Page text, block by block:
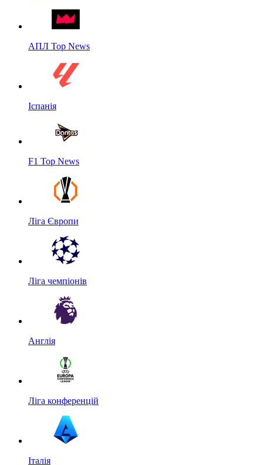
АПЛ Top News
Іспанія
F1 Top News
Ліга Європи
Ліга чемпіонів
Англія
Ліга конференцій
Італія